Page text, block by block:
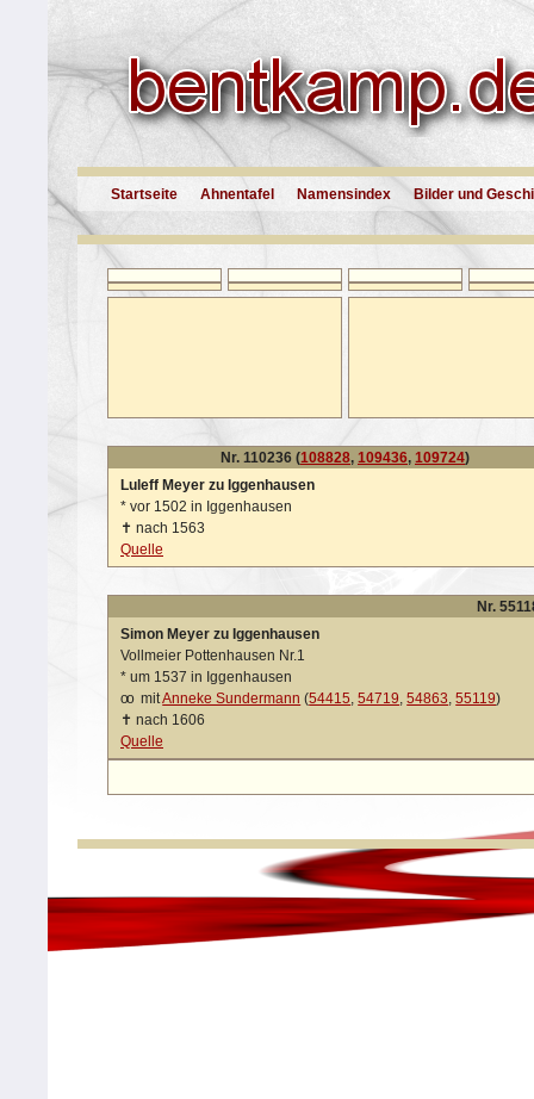
Startseite Ahnentafel Namensindex Bilder und
Nr. 110236 (108828, 109436, 109724)
Luleff Meyer zu Iggenhausen
* vor 1502 in Iggenhausen
✝ nach 1563
Quelle
Nr.
Simon Meyer zu Iggenhausen
Vollmeier Pottenhausen Nr.1
* um 1537 in Iggenhausen
oo mitAnneke Sundermann (54415,54719,54863,55119)
✝ nach 1606
Quelle